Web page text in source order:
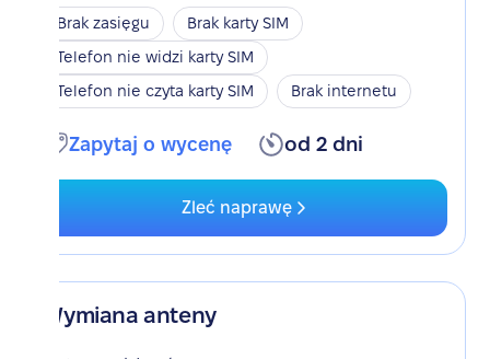
Brak zasięgu
Brak karty SIM
Telefon nie widzi karty SIM
Telefon nie czyta karty SIM
Brak internetu
Zapytaj o wycenę od 2 dni
Zleć naprawę
Wymiana anteny